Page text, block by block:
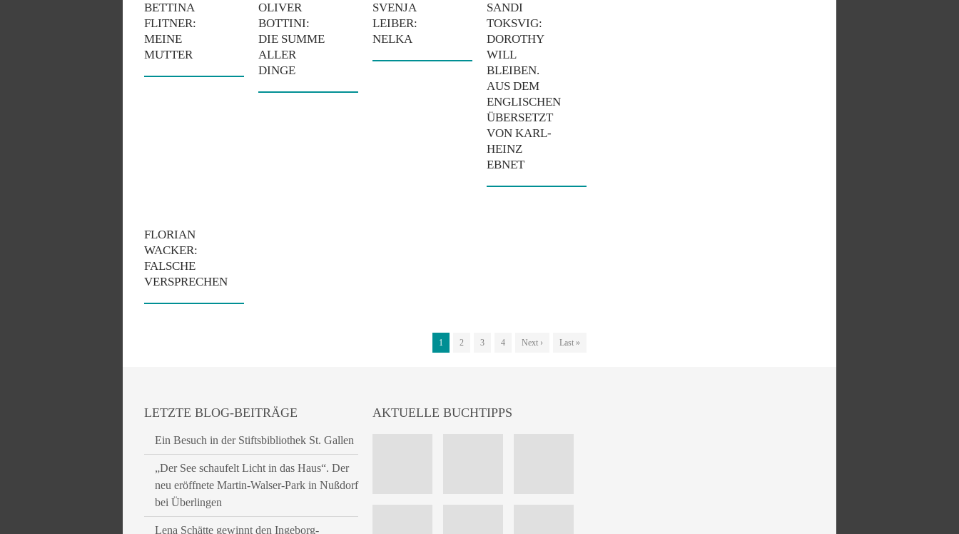
BETTINA
FLITNER:
MEINE
MUTTER
OLIVER
BOTTINI:
DIE SUMME
ALLER
DINGE
SVENJA
LEIBER:
NELKA
SANDI
TOKSVIG:
DOROTHY
WILL
BLEIBEN.
AUS DEM
ENGLISCHEN
ÜBERSETZT
VON KARL-
HEINZ
EBNET
FLORIAN
WACKER:
FALSCHE
VERSPRECHEN
1 2 3 4 Next › Last »
LETZTE BLOG-BEITRÄGE
Ein Besuch in der Stiftsbibliothek St. Gallen
„Der See schaufelt Licht in das Haus“. Der
neu eröffnete Martin-Walser-Park in Nußdorf
bei Überlingen
Lena Schätte gewinnt den Ingeborg-
AKTUELLE BUCHTIPPS